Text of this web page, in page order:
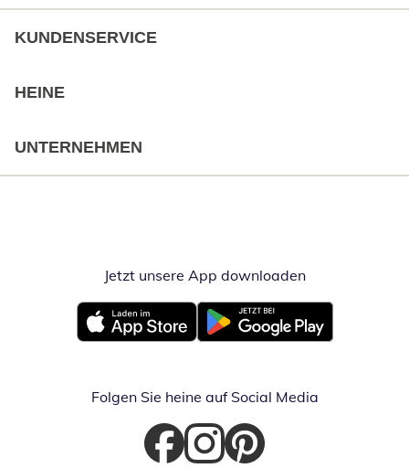
KUNDENSERVICE
HEINE
UNTERNEHMEN
Jetzt unsere App downloadenÖffnet in
Öffnet in neuem FensterÖffnet in neuem Fenster
Folgen Sie heine auf Social Media
Öffnet in neuem Fenster
Öffnet in neuem Fenster
Öffnet in neuem Fenster